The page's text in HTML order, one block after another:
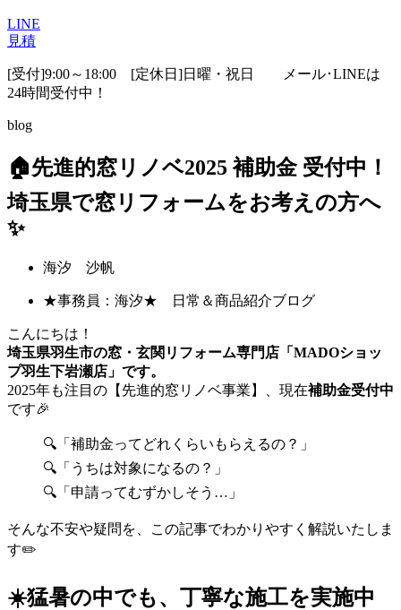
LINE
見積
[受付]9:00～18:00 [定休日]日曜・祝日
メール･LINEは
24時間受付中！
blog
🏠先進的窓リノベ2025 補助金 受付中！
埼玉県で窓リフォームをお考えの方へ
✨
海汐 沙帆
★事務員：海汐★ 日常＆商品紹介ブログ
こんにちは！
埼玉県羽生市の窓・玄関リフォーム専門店「MADOショッ
プ羽生下岩瀬店」です。
2025年も注目の【先進的窓リノベ事業】、現在補助金受付中
です🎉
🔍「補助金ってどれくらいもらえるの？」
🔍「うちは対象になるの？」
🔍「申請ってむずかしそう…」
そんな不安や疑問を、この記事でわかりやすく解説いたしま
す✏️
☀️猛暑の中でも、丁寧な施工を実施中